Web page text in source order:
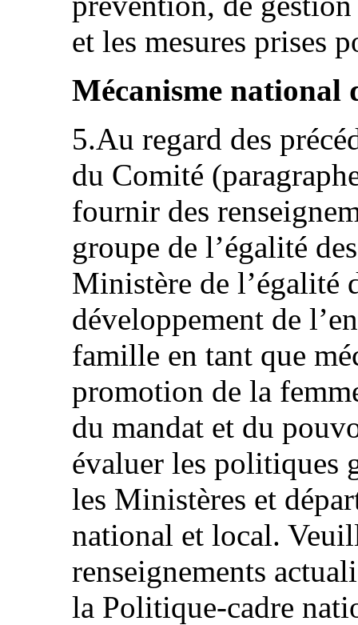
et les mesures prises
Mécanisme national
5.Au regard des
du Comité
fournir des
groupe de l’égalité
Ministère de l’égalité
développement de
famille en tant que
promotion de la
du mandat et du
évaluer les politiques
les Ministères et
national et local.
renseignements
la Politique-cadre